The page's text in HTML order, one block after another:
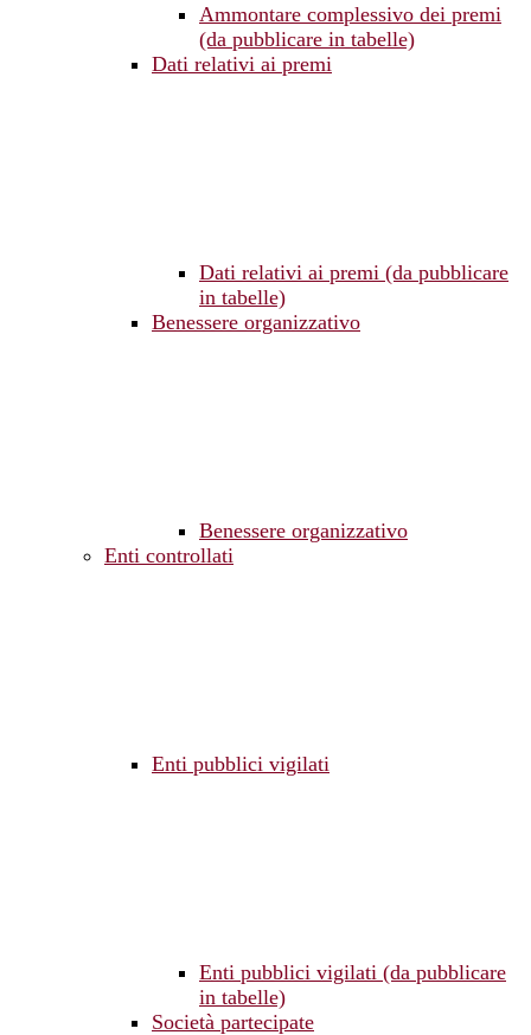
Ammontare complessivo dei premi
(da pubblicare in tabelle)
Dati relativi ai premi
Dati relativi ai premi (da pubblicare
in tabelle)
Benessere organizzativo
Benessere organizzativo
Enti controllati
Enti pubblici vigilati
Enti pubblici vigilati (da pubblicare
in tabelle)
Società partecipate